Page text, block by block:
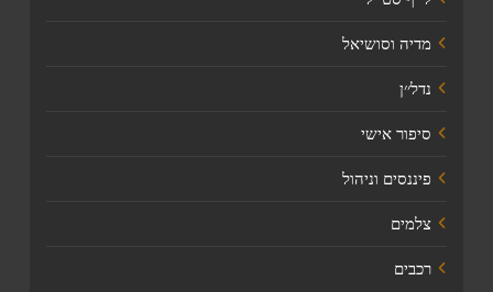
מדיה וסושיאל
נדל׳׳ן
סיפור אישי
פיננסים וניהול
צלמים
רכבים